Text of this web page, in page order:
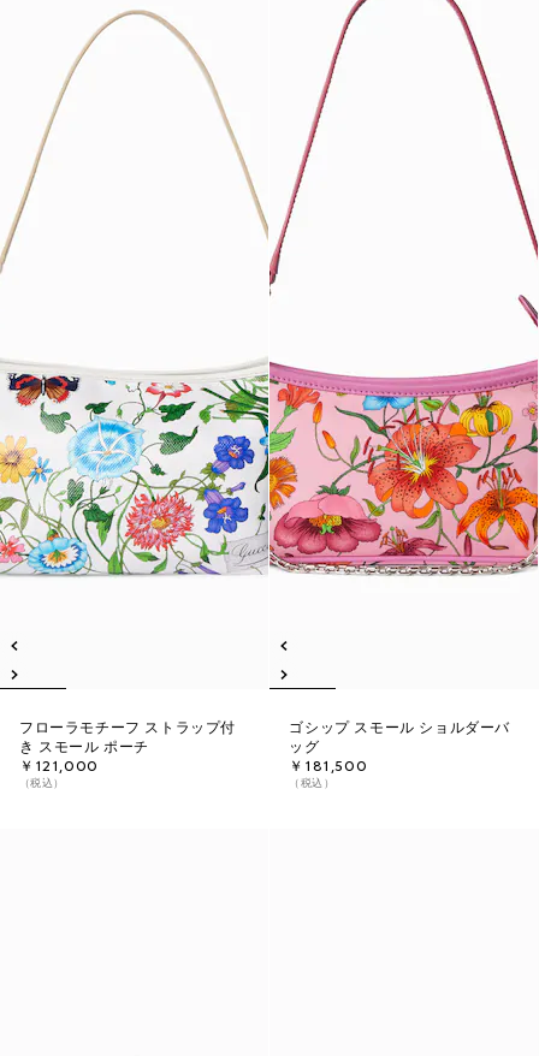
フローラモチーフ ストラップ付
き スモール ポーチ
￥121,000
（税込）
ゴシップ スモール ショルダーバ
ッグ
￥181,500
（税込）